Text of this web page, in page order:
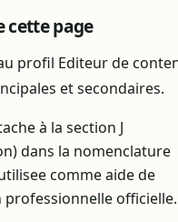
cette page
profil Editeur de
et secondaires.
à la section J
dans la nomenclature
comme aide de
officielle.